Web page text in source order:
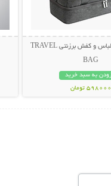
ساک مسافرتی لباس و کفش برزنتی TRAVEL
BAG
به سبد خرید
598000 تومان